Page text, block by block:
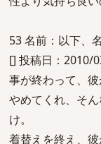
53 名前：以下、
[] 投稿日：2010/
事が終わって、彼
やめてくれ、そ
け。
着替えを終え、